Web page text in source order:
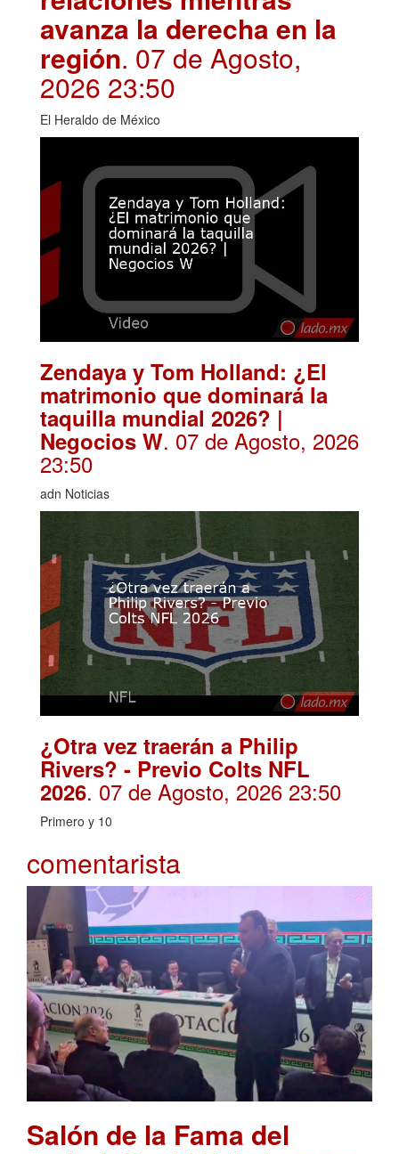
avanza la derecha en la
región. 07 de Agosto,
2026 23:50
El Heraldo de México
Zendaya y Tom Holland: ¿El
matrimonio que dominará la
taquilla mundial 2026? |
Negocios W. 07 de Agosto, 2026
23:50
adn Noticias
¿Otra vez traerán a Philip
Rivers? - Previo Colts NFL
2026. 07 de Agosto, 2026 23:50
Primero y 10
comentarista
Salón de la Fama del